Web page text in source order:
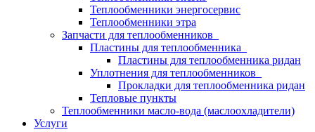
Теплообменники энергосервис
Теплообменники этра
Запчасти для теплообменников
Пластины для теплообменника
Пластины для теплообменника ридан
Уплотнения для теплообменников
Прокладки для теплообменника ридан
Тепловые пункты
Теплообменники масло-вода (маслоохладители)
Услуги